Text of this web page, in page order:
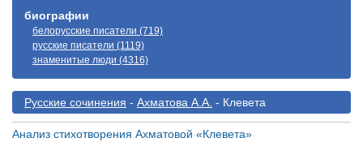
биографии
белорусские писатели (719)
русские писатели (1119)
знаменитые люди (4316)
Русские сочинения - Ахматова А.А. - Клевета
Анализ стихотворения Ахматовой «Клевета»